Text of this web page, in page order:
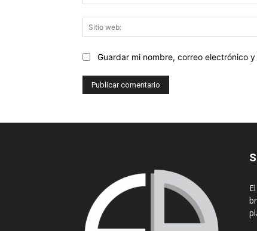
Guardar mi nombre, correo electrónico